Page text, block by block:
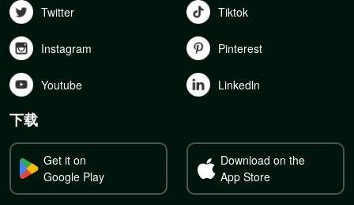
Twitter Tiktok
Instagram Pinterest
Youtube Linkedln
下载
Get it on
Google Play
Download on the
App Store